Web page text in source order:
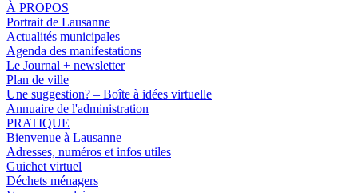
À PROPOS
Portrait de Lausanne
Actualités municipales
Agenda des manifestations
Le Journal + newsletter
Plan de ville
Une suggestion? – Boîte à idées virtuelle
Annuaire de l'administration
PRATIQUE
Bienvenue à Lausanne
Adresses, numéros et infos utiles
Guichet virtuel
Déchets ménagers